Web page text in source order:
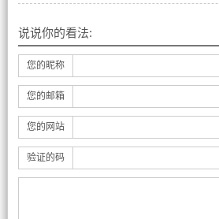
说说你的看法:
您的昵称
您的邮箱
您的网站
验证的码